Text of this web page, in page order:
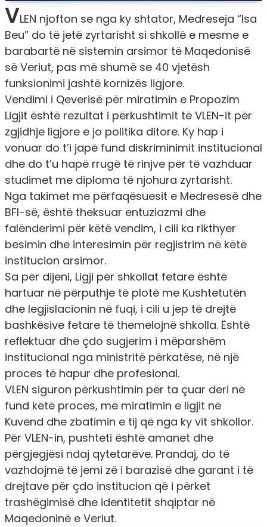
VLEN njofton se nga ky shtator, Medreseja “Isa
Beu” do të jetë zyrtarisht si shkollë e mesme e
barabartë në sistemin arsimor të Maqedonisë
së Veriut, pas më shumë se 40 vjetësh
funksionimi jashtë kornizës ligjore.
Vendimi i Qeverisë për miratimin e Propozim
Ligjit është rezultat i përkushtimit të VLEN-it për
zgjidhje ligjore e jo politika ditore. Ky hap i
vonuar do t’i japë fund diskriminimit institucional
dhe do t’u hapë rrugë të rinjve për të vazhduar
studimet me diploma të njohura zyrtarisht.
Nga takimet me përfaqësuesit e Medresesë dhe
BFI-së, është theksuar entuziazmi dhe
falënderimi për këtë vendim, i cili ka rikthyer
besimin dhe interesimin për regjistrim në këtë
institucion arsimor.
Sa për dijeni, Ligji për shkollat fetare është
hartuar në përputhje të plotë me Kushtetutën
dhe legjislacionin në fuqi, i cili u jep të drejtë
bashkësive fetare të themelojnë shkolla. Është
reflektuar dhe çdo sugjerim i mëparshëm
institucional nga ministritë përkatëse, në një
proces të hapur dhe profesional.
VLEN siguron përkushtimin për ta çuar deri në
fund këtë proces, me miratimin e ligjit në
Kuvend dhe zbatimin e tij që nga ky vit shkollor.
Për VLEN-in, pushteti është amanet dhe
përgjegjësi ndaj qytetarëve. Prandaj, do të
vazhdojmë të jemi zë i barazisë dhe garant i të
drejtave për çdo institucion që i përket
trashëgimisë dhe identitetit shqiptar në
Maqedoninë e Veriut.